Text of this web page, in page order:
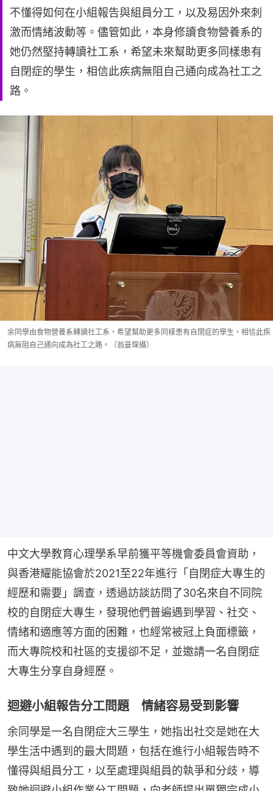
不懂得如何在小組報告與組員分工，以及易因外來刺
激而情緒波動等。儘管如此，本身修讀食物營養系的
她仍然堅持轉讀社工系，希望未來幫助更多同樣患有
自閉症的學生，相信此疾病無阻自己通向成為社工之
路。
余同學由食物營養系轉讀社工系，希望幫助更多同樣患有自閉症的學生，相信此疾
病無阻自己通向成為社工之路。（翁曼琛攝）
中文大學教育心理學系早前獲平等機會委員會資助，
與香港耀能協會於2021至22年進行「自閉症大專生的
經歷和需要」調查，透過訪談訪問了30名來自不同院
校的自閉症大專生，發現他們普遍遇到學習、社交、
情緒和適應等方面的困難，也經常被冠上負面標籤，
而大專院校和社區的支援卻不足，並邀請一名自閉症
大專生分享自身經歷。
迴避小組報告分工問題 情緒容易受到影響
余同學是一名自閉症大三學生，她指出社交是她在大
學生活中遇到的最大問題，包括在進行小組報告時不
懂得與組員分工，以至處理與組員的執爭和分歧，導